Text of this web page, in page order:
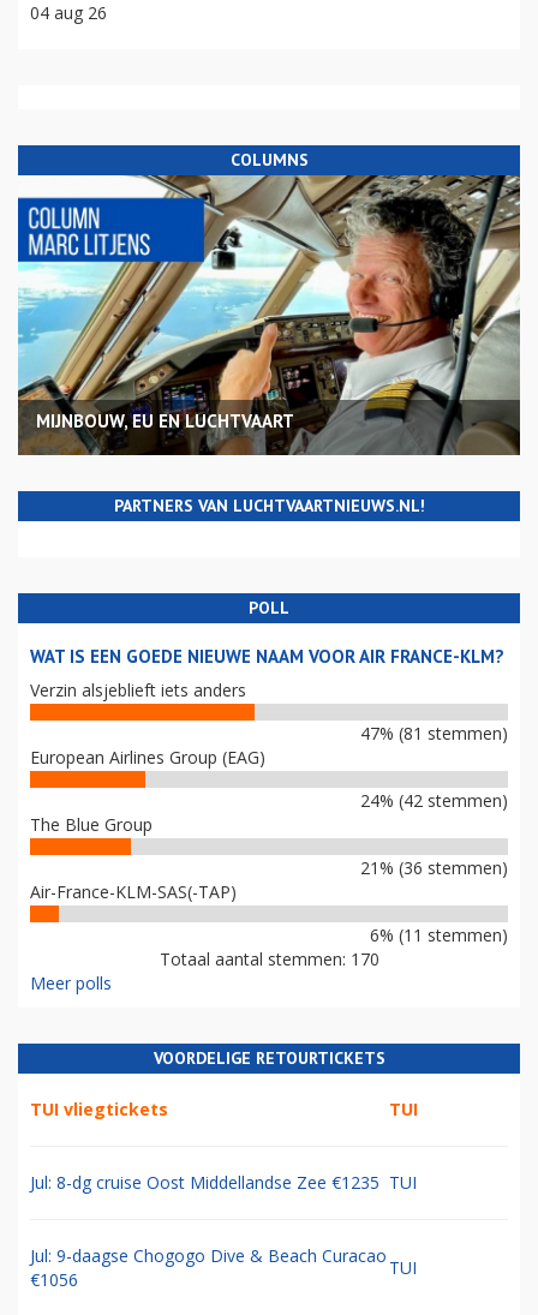
04 aug 26
COLUMNS
MIJNBOUW, EU EN LUCHTVAART
PARTNERS VAN LUCHTVAARTNIEUWS.NL!
POLL
WAT IS EEN GOEDE NIEUWE NAAM VOOR AIR FRANCE-KLM?
Verzin alsjeblieft iets anders
47% (81 stemmen)
European Airlines Group (EAG)
24% (42 stemmen)
The Blue Group
21% (36 stemmen)
Air-France-KLM-SAS(-TAP)
6% (11 stemmen)
Totaal aantal stemmen: 170
Meer polls
VOORDELIGE RETOURTICKETS
TUI vliegtickets TUI
Jul: 8-dg cruise Oost Middellandse Zee €1235 TUI
Jul: 9-daagse Chogogo Dive & Beach Curacao
€1056
TUI